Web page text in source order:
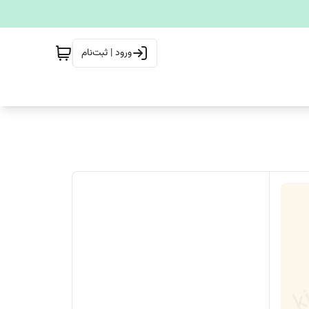
ورود | ثبت‌نام